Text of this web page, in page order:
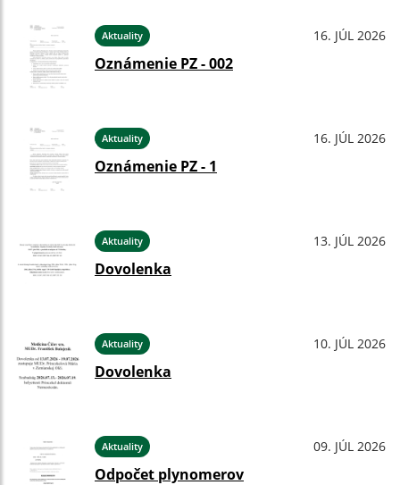
Aktuality 16. JÚL 2026
Oznámenie PZ - 002
Aktuality 16. JÚL 2026
Oznámenie PZ - 1
Aktuality 13. JÚL 2026
Dovolenka
Aktuality 10. JÚL 2026
Dovolenka
Aktuality 09. JÚL 2026
Odpočet plynomerov